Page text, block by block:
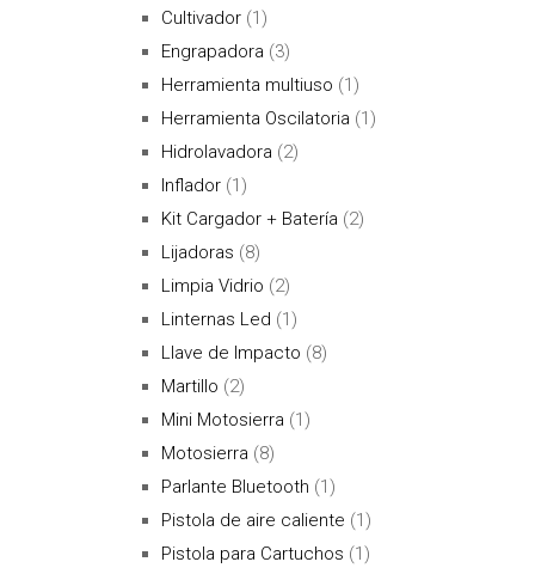
Cultivador (1)
Engrapadora (3)
Herramienta multiuso (1)
Herramienta Oscilatoria (1)
Hidrolavadora (2)
Inflador (1)
Kit Cargador + Batería (2)
Lijadoras (8)
Limpia Vidrio (2)
Linternas Led (1)
Llave de Impacto (8)
Martillo (2)
Mini Motosierra (1)
Motosierra (8)
Parlante Bluetooth (1)
Pistola de aire caliente (1)
Pistola para Cartuchos (1)